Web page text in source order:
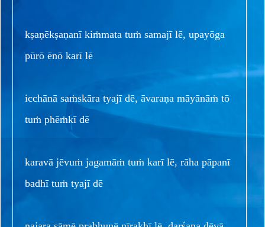
kṣaṇēkṣaṇanī kiṁmata tuṁ samajī lē, upayōga
pūrō ēnō karī lē
icchānā saṁskāra tyajī dē, āvaraṇa māyānāṁ tō
tuṁ phēṁkī dē
karavā jēvuṁ jagamāṁ tuṁ karī lē, rāha pāpanī
badhī tuṁ tyajī dē